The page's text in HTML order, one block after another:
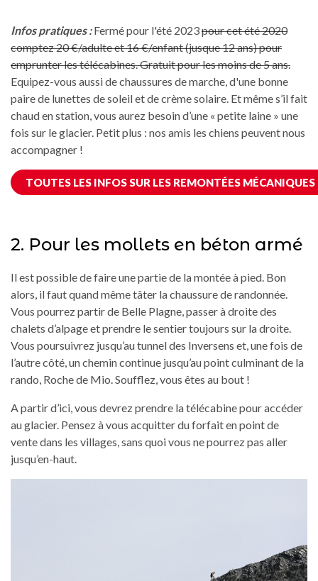
Infos pratiques :Fermé pour l'été 2023pour cet été 2020
comptez 20 €/adulte et 16 €/enfant (jusque 12 ans) pour
emprunter les télécabines. Gratuit pour les moins de 5 ans.
Equipez-vous aussi de chaussures de marche, d'une bonne
paire de lunettes de soleil et de crème solaire. Et même s’il fait
chaud en station, vous aurez besoin d’une « petite laine » une
fois sur le glacier. Petit plus : nos amis les chiens peuvent nous
accompagner !
TOUTES LES INFOS SUR LES REMONTÉES MÉCANIQUES
2. Pour les mollets en béton armé
Il est possible de faire une partie de la montée à pied. Bon
alors, il faut quand même tâter la chaussure de randonnée.
Vous pourrez partir de Belle Plagne, passer à droite des
chalets d’alpage et prendre le sentier toujours sur la droite.
Vous poursuivrez jusqu’au tunnel des Inversens et, une fois de
l’autre côté, un chemin continue jusqu’au point culminant de la
rando, Roche de Mio. Soufflez, vous êtes au bout !
A partir d’ici, vous devrez prendre la télécabine pour accéder
au glacier. Pensez à vous acquitter du forfait en point de
vente dans les villages, sans quoi vous ne pourrez pas aller
jusqu’en-haut.